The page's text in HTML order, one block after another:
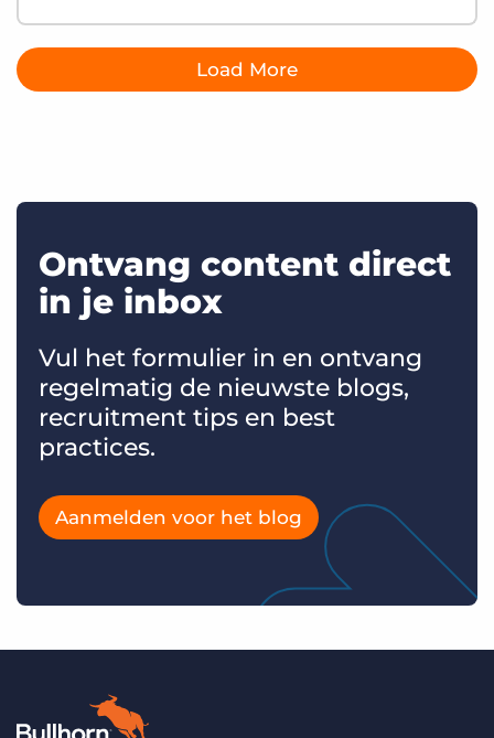
Load More
Ontvang content direct
in je inbox
Vul het formulier in en ontvang
regelmatig de nieuwste blogs,
recruitment tips en best
practices.
Aanmelden voor het blog